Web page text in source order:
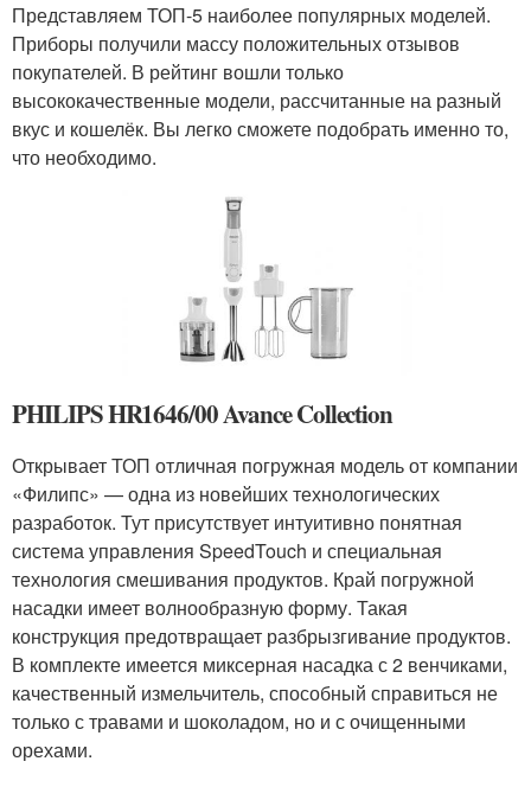
Представляем ТОП-5 наиболее популярных моделей.
Приборы получили массу положительных отзывов
покупателей. В рейтинг вошли только
высококачественные модели, рассчитанные на разный
вкус и кошелёк. Вы легко сможете подобрать именно то,
что необходимо.
PHILIPS HR1646/00 Avance Collection
Открывает ТОП отличная погружная модель от компании
«Филипс» — одна из новейших технологических
разработок. Тут присутствует интуитивно понятная
система управления SpeedTouch и специальная
технология смешивания продуктов. Край погружной
насадки имеет волнообразную форму. Такая
конструкция предотвращает разбрызгивание продуктов.
В комплекте имеется миксерная насадка с 2 венчиками,
качественный измельчитель, способный справиться не
только с травами и шоколадом, но и с очищенными
орехами.